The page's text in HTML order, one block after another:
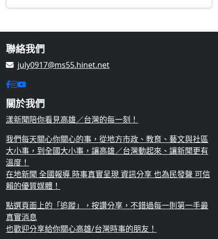
聯絡我們
july0917@ms55.hinet.net
關於我們
漾新聞陪你看見高雄／台灣的每一刻！
我們每天關心你關心的事，從地方市政、教育、藝文與社區
大小事，到全國大小事，讓高雄／台灣動起來、讓新聞更有
溫度！
在地新聞 全國報導 時事真實呈現 資訊分享 也為民發聲 可信
賴的優質媒體！
點選頁面上的「追蹤」，按讚分享，不錯過每一則第一手最
真實消息
也歡迎分享給你關心高雄/台灣時事的朋友！